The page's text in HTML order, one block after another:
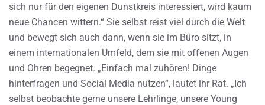
sich nur für den eigenen Dunstkreis interessiert, wird kaum
neue Chancen wittern.“ Sie selbst reist viel durch die Welt
und bewegt sich auch dann, wenn sie im Büro sitzt, in
einem internationalen Umfeld, dem sie mit offenen Augen
und Ohren begegnet. „Einfach mal zuhören! Dinge
hinterfragen und Social Media nutzen“, lautet ihr Rat. „Ich
selbst beobachte gerne unsere Lehrlinge, unsere Young